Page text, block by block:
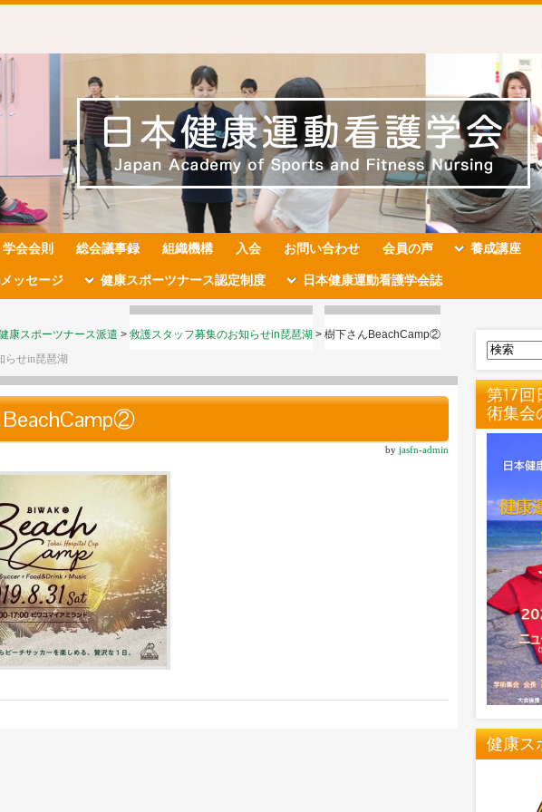
学会会則 総会議事録 組織機構 入会 お問い合わせ 会員の声 養成講座
ッセージ 健康スポーツナース認定制度 日本健康運動看護学会誌
康スポーツナース派遣 > 救護スタッフ募集のお知らせin琵琶湖 > 樹下さんBeachCamp②
らせin琵琶湖
by jasfn-admin
第17回
術集会
健康ス